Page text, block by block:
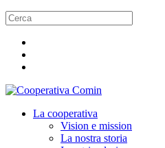
La cooperativa
Vision e mission
La nostra storia